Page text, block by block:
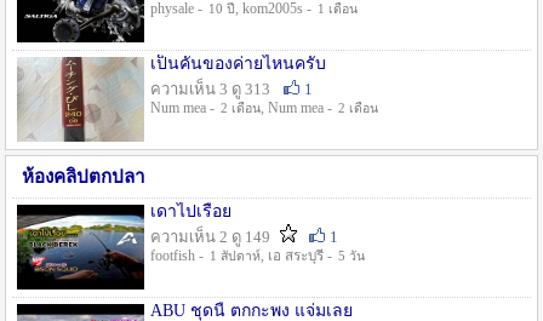
physale - 10 ปี , kom2005s - 1 เดือน
เป็นคันของค่ายไหนครับ
ความเห็น 3 ดู 313
1
Num mea - 2 เดือน, Num mea - 2 เดือน
ห้องคลิปตกปลา
เดาไปเรื่อย
ความเห็น 2 ดู 149
1
footfish - 1 สัปดาห์, เอ สระบุรี - 5 วัน
ABU ชุดนี้ ตกกะพง แจ่มเลย